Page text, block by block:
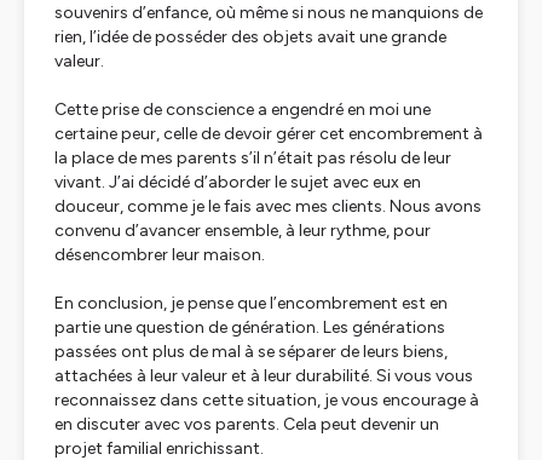
souvenirs d’enfance, où même si nous ne manquions de
rien, l’idée de posséder des objets avait une grande
valeur.
Cette prise de conscience a engendré en moi une
certaine peur, celle de devoir gérer cet encombrement à
la place de mes parents s’il n’était pas résolu de leur
vivant. J’ai décidé d’aborder le sujet avec eux en
douceur, comme je le fais avec mes clients. Nous avons
convenu d’avancer ensemble, à leur rythme, pour
désencombrer leur maison.
En conclusion, je pense que l’encombrement est en
partie une question de génération. Les générations
passées ont plus de mal à se séparer de leurs biens,
attachées à leur valeur et à leur durabilité. Si vous vous
reconnaissez dans cette situation, je vous encourage à
en discuter avec vos parents. Cela peut devenir un
projet familial enrichissant.